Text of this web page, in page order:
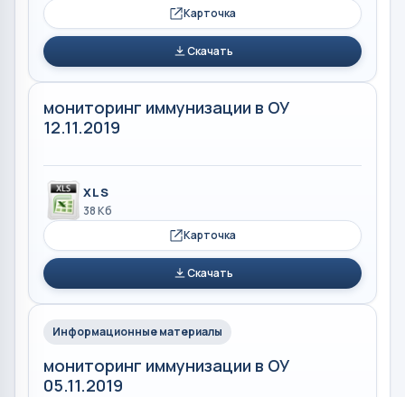
Карточка
Скачать
мониторинг иммунизации в ОУ
12.11.2019
XLS
38 Кб
Карточка
Скачать
Информационные материалы
мониторинг иммунизации в ОУ
05.11.2019